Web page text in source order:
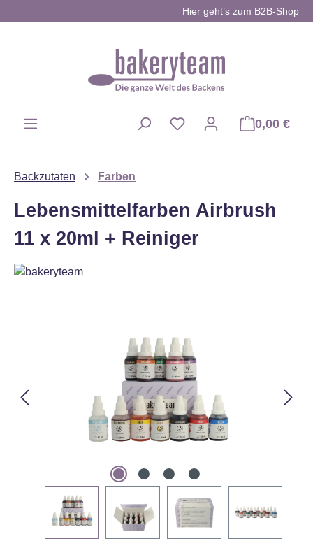
Hier geht’s zum B2B-Shop
0,00 €
Backzutaten Farben
Lebensmittelfarben Airbrush
11 x 20ml + Reiniger